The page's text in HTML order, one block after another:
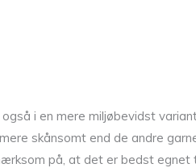
i en mere miljøbevidst variant
skånsomt end de andre
på, at det er bedst